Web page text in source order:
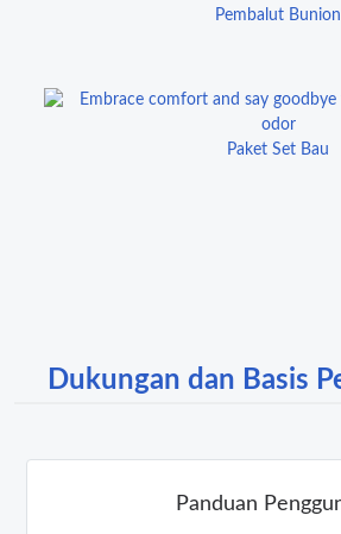
Pembalut Bunion
Paket Set Bau
Dukungan dan Basis
Panduan